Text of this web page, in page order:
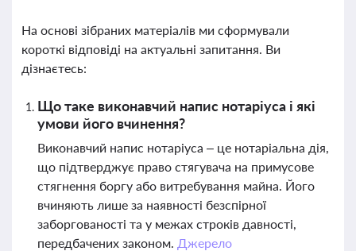
На основі зібраних матеріалів ми сформували
короткі відповіді на актуальні запитання. Ви
дізнаєтесь:
Що таке виконавчий напис нотаріуса і які
умови його вчинення?
Виконавчий напис нотаріуса – це нотаріальна дія,
що підтверджує право стягувача на примусове
стягнення боргу або витребування майна. Його
вчиняють лише за наявності безспірної
заборгованості та у межах строків давності,
передбачених законом. Джерело